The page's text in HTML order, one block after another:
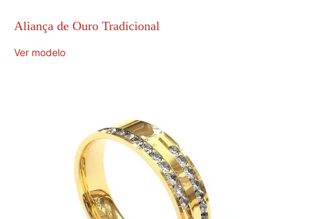
Aliança de Ouro Tradicional
Ver modelo